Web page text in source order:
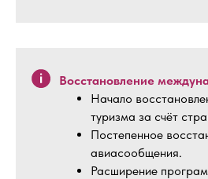
Восстановление
Начало
туризма за счёт
Постепенное
авиасообщения.
Расширение